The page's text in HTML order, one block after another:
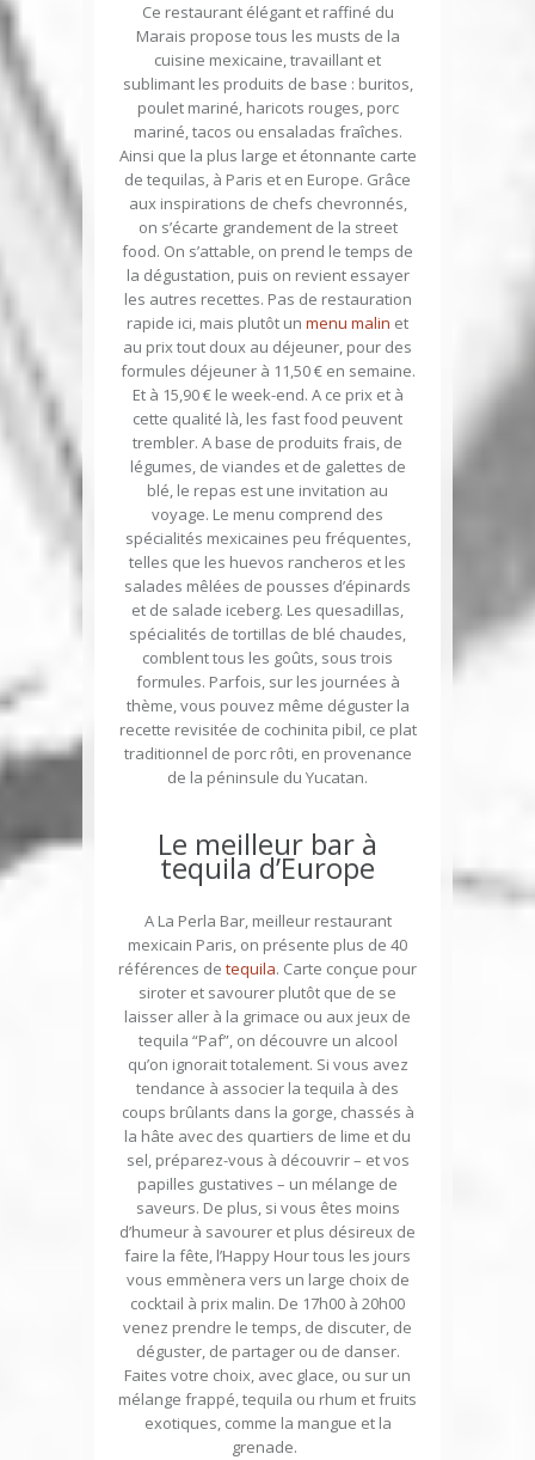
Ce restaurant élégant et raffiné du
Marais propose tous les musts de la
cuisine mexicaine, travaillant et
sublimant les produits de base : buritos,
poulet mariné, haricots rouges, porc
mariné, tacos ou ensaladas fraîches.
Ainsi que la plus large et étonnante carte
de tequilas, à Paris et en Europe. Grâce
aux inspirations de chefs chevronnés,
on s’écarte grandement de la street
food. On s’attable, on prend le temps de
la dégustation, puis on revient essayer
les autres recettes. Pas de restauration
rapide ici, mais plutôt un menu malin et
au prix tout doux au déjeuner, pour des
formules déjeuner à 11,50 € en semaine.
Et à 15,90 € le week-end. A ce prix et à
cette qualité là, les fast food peuvent
trembler. A base de produits frais, de
légumes, de viandes et de galettes de
blé, le repas est une invitation au
voyage. Le menu comprend des
spécialités mexicaines peu fréquentes,
telles que les huevos rancheros et les
salades mêlées de pousses d’épinards
et de salade iceberg. Les quesadillas,
spécialités de tortillas de blé chaudes,
comblent tous les goûts, sous trois
formules. Parfois, sur les journées à
thème, vous pouvez même déguster la
recette revisitée de cochinita pibil, ce plat
traditionnel de porc rôti, en provenance
de la péninsule du Yucatan.
Le meilleur bar à
tequila d’Europe
A La Perla Bar, meilleur restaurant
mexicain Paris, on présente plus de 40
références de tequila. Carte conçue pour
siroter et savourer plutôt que de se
laisser aller à la grimace ou aux jeux de
tequila “Paf”, on découvre un alcool
qu’on ignorait totalement. Si vous avez
tendance à associer la tequila à des
coups brûlants dans la gorge, chassés à
la hâte avec des quartiers de lime et du
sel, préparez-vous à découvrir – et vos
papilles gustatives – un mélange de
saveurs. De plus, si vous êtes moins
d’humeur à savourer et plus désireux de
faire la fête, l’Happy Hour tous les jours
vous emmènera vers un large choix de
cocktail à prix malin. De 17h00 à 20h00
venez prendre le temps, de discuter, de
déguster, de partager ou de danser.
Faites votre choix, avec glace, ou sur un
mélange frappé, tequila ou rhum et fruits
exotiques, comme la mangue et la
grenade.